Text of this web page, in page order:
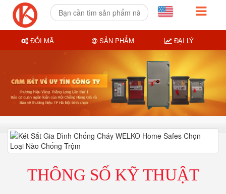
THÔNG SỐ KỸ THUẬT
ĐỔI MÃ SẢN PHẨM ĐẠI LÝ